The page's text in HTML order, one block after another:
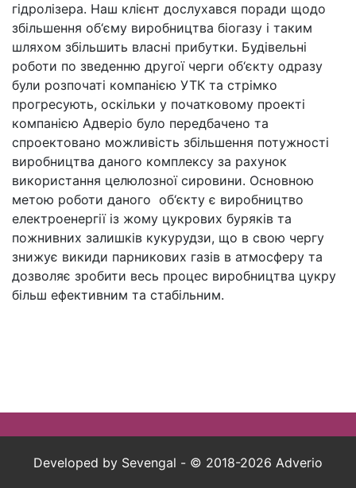
гідролізера. Наш клієнт дослухався поради щодо
збільшення об‘єму виробництва біогазу і таким
шляхом збільшить власні прибутки. Будівельні
роботи по зведенню другої черги об‘єкту одразу
були розпочаті компанією УТК та стрімко
прогресують, оскільки у початковому проекті
компанією Адверіо було передбачено та
спроектовано можливість збільшення потужності
виробництва даного комплексу за рахунок
використання целюлозної сировини. Основною
метою роботи даного об‘єкту є виробництво
електроенергії із жому цукрових буряків та
пожнивних залишків кукурудзи, що в свою чергу
знижує викиди парникових газів в атмосферу та
дозволяє зробити весь процес виробництва цукру
більш ефективним та стабільним.
Developed by Sevengal - © 2018-2026 Adverio